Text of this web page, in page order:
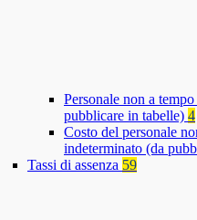
Personale non a
pubblicare in tabelle) 4
Costo del personale
indeterminato (da
Tassi di assenza 59